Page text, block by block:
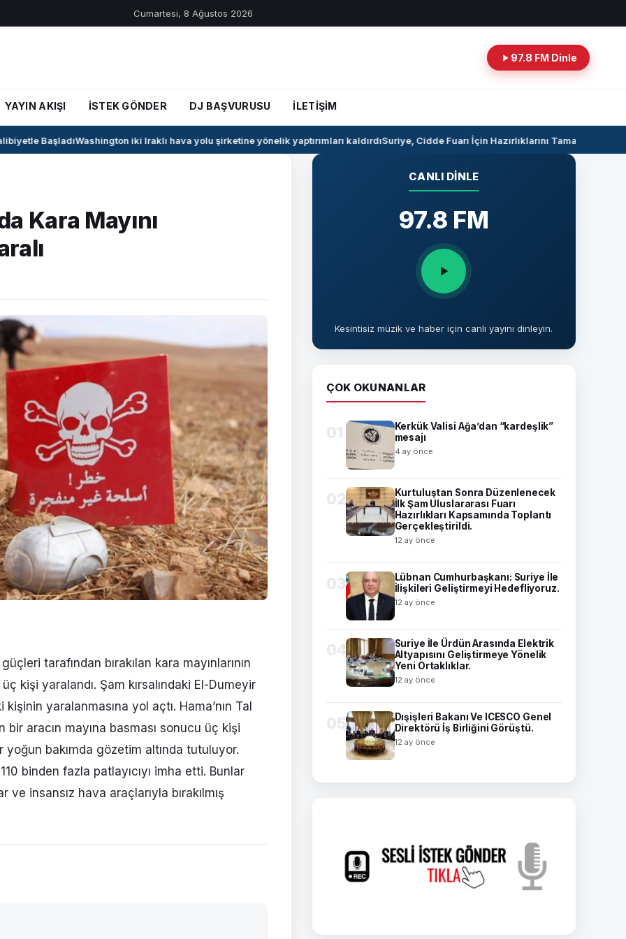
Cumartesi, 8 Ağustos 2026
97.8 FM Dinle
YAYIN AKIŞI İSTEK GÖNDER DJ BAŞVURUSU İLETİŞİM
BaşladıWashington iki Iraklı hava yolu şirketine yönelik yaptırımları kaldırdıSuriye, Cidde Fuarı İçin Hazırlıklarını Tamamlıyor
Kara Mayını
tarafından bırakılan kara mayınlarının
kişi yaralandı. Şam kırsalındaki El-Dumeyir
yaralanmasına yol açtı. Hama’nın Tal
aracın mayına basması sonucu üç kişi
yoğun bakımda gözetim altında tutuluyor.
binden fazla patlayıcıyı imha etti. Bunlar
ve insansız hava araçlarıyla bırakılmış
CANLI DINLE
97.8 FM
Kesintisiz müzik ve haber için canlı yayını dinleyin.
ÇOK OKUNANLAR
01
Kerkük Valisi Ağa’dan “kardeşlik”
mesajı
4 ay önce
02
Kurtuluştan Sonra Düzenlenecek
İlk Şam Uluslararası Fuarı
Hazırlıkları Kapsamında Toplantı
Gerçekleştirildi.
12 ay önce
03
Lübnan Cumhurbaşkanı: Suriye İle
İlişkileri Geliştirmeyi Hedefliyoruz.
12 ay önce
04
Suriye İle Ürdün Arasında Elektrik
Altyapısını Geliştirmeye Yönelik
Yeni Ortaklıklar.
12 ay önce
05
Dışişleri Bakanı Ve ICESCO Genel
Direktörü İş Birliğini Görüştü.
12 ay önce